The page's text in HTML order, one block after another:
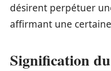
désirent perpétuer
affirmant une
Signification